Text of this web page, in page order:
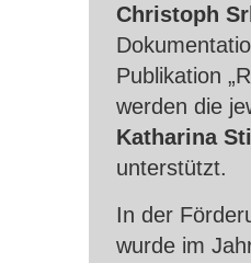
Christoph
Publikation
werden die
Katharina
unterstützt.
In der
wurde im